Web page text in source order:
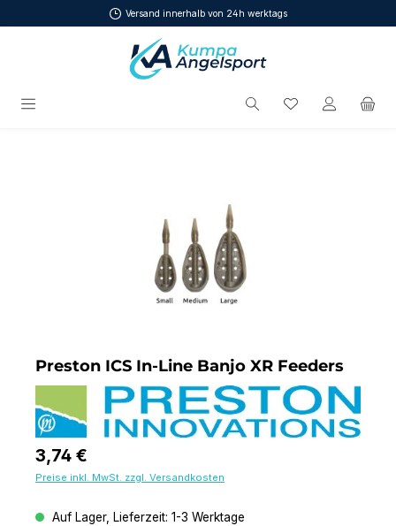
Zum Hauptinhalt springenVersand innerhalb von 24h werktags
Du hast 0
Preston ICS In-Line Banjo XR Feeders
Regulärer Preis:
3,74 €
Preise inkl. MwSt. zzgl. Versandkosten
Auf Lager, Lieferzeit: 1-3 Werktage